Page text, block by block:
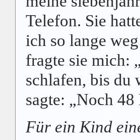
Telefon. Sie
ich so lange
fragte sie mich:
schlafen, bis du
sagte: „Noch
Für ein Kind